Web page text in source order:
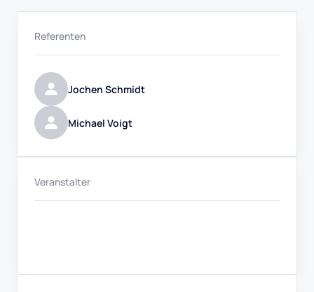
Referenten
Jochen Schmidt
Michael Voigt
Veranstalter